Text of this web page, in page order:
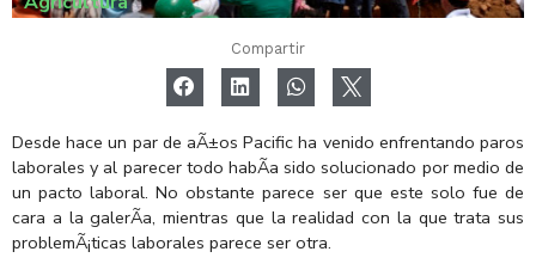
Compartir
Desde hace un par de aÃ±os Pacific ha venido enfrentando paros
laborales y al parecer todo habÃ­a sido solucionado por medio de
un pacto laboral. No obstante parece ser que este solo fue de
cara a la galerÃ­a, mientras que la realidad con la que trata sus
problemÃ¡ticas laborales parece ser otra.